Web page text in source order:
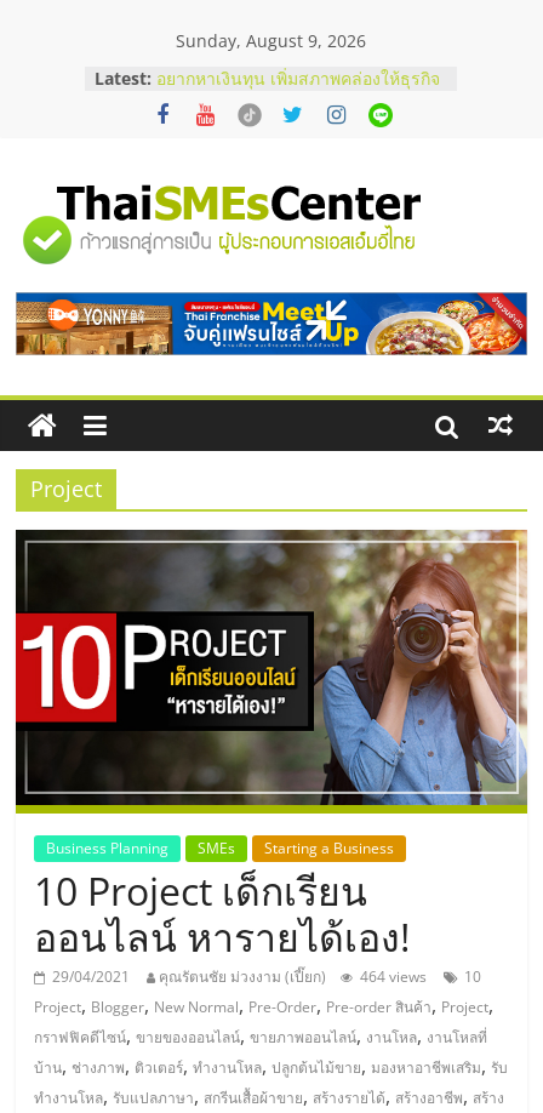
Sunday, August 9, 2026
Latest: อยากหาเงินทุน เพิ่มสภาพคล่องให้ธุรกิจ
เริ่มยังไงให้ผ่านฉลุย
สัมมนาออนไลน์ โอกาสบริหารสถานี
ThaiFranchise Meet Up จับคู่แฟรน
ไชส์ ครั้งที่ 8
ร้านเครื่องเสียงคุณภาพสูง พร้อม
บริษัท Cybersecurity ในไทยที่ไหนดี?
วิธีเลือกผู้ให้บริการให้คุ้มค่าและตอบ
โจทย์ธุรกิจ
"ศูนย์
รวม
ข้อมูล
ธุรกิจ
SME
แห่ง
ประเทศไทย,
ThaiSMEsCenter,
รวม
ธุรกิจ
เอ
ส
เอ็
Project
Business Planning SMEs Starting a Business
10 Project เด็กเรียน
ออนไลน์ หารายได้เอง!
29/04/2021 คุณรัตนชัย ม่วงงาม (เปี๊ยก) 464 views
10
Project, Blogger, New Normal, Pre-Order, Pre-order สินค้า, Project,
กราฟฟิคดีไซน์,ขายของออนไลน์,ขายภาพออนไลน์, งานโหล, งานโหลที่
บ้าน, ช่างภาพ, ติวเตอร์,ทำงานโหล,ปลูกต้นไม้ขาย,มองหาอาชีพเสริม, รับ
ทำงานโหล, รับแปลภาษา, สกรีนเสื้อผ้าขาย, สร้างรายได้, สร้างอาชีพ, สร้าง